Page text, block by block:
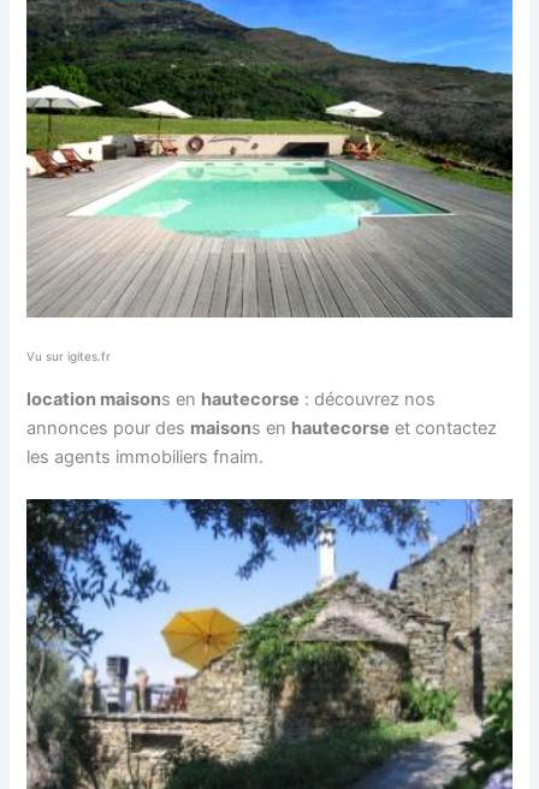
Vu sur igites.fr
location maisons en hautecorse : découvrez nos
annonces pour des maisons en hautecorse et contactez
les agents immobiliers fnaim.